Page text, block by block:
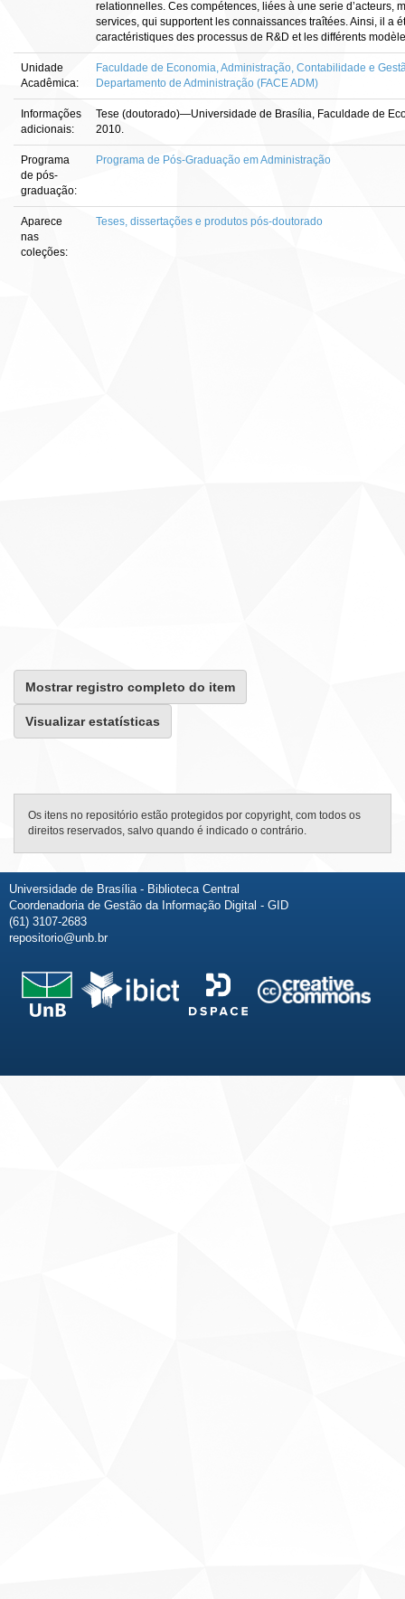
relationnelles. Ces compétences, liées à une serie d’acteurs,
services, qui supportent les connaissances traîtées. Ainsi, il a
caractéristiques des processus de R&D et les différents
Unidade
Acadêmica:
Faculdade de Economia, Administração, Contabilidade e
Departamento de Administração (FACE ADM)
Informações
adicionais:
Tese (doutorado)—Universidade de Brasília, Faculdade de
2010.
Programa
de pós-
graduação:
Programa de Pós-Graduação em Administração
Aparece
nas
coleções:
Teses, dissertações e produtos pós-doutorado
Mostrar registro completo do item
Visualizar estatísticas
Os itens no repositório estão protegidos por copyright, com todos os
direitos reservados, salvo quando é indicado o contrário.
Universidade de Brasília - Biblioteca Central
Coordenadoria de Gestão da Informação Digital - GID
(61) 3107-2683
repositorio@unb.br